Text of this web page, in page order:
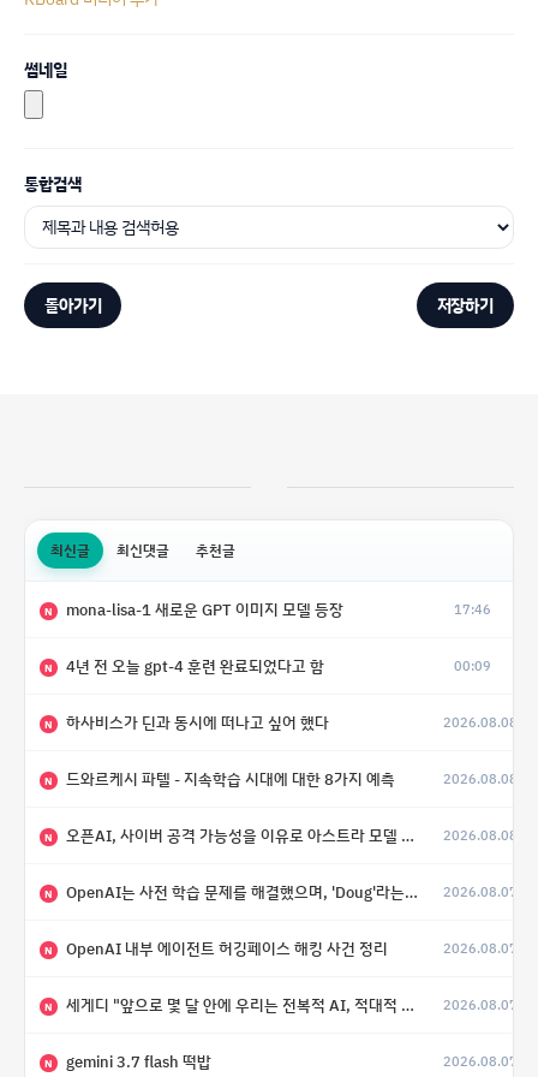
썸네일
통합검색
돌아가기 저장하기
최신글 최신댓글 추천글
N mona-lisa-1 새로운 GPT 이미지 모델 등장 17:46
N 4년 전 오늘 gpt-4 훈련 완료되었다고 함 00:09
N 하사비스가 딘과 동시에 떠나고 싶어 했다 2026.08.08
N 드와르케시 파텔 - 지속학습 시대에 대한 8가지 예측 2026.08.08
N 오픈AI, 사이버 공격 가능성을 이유로 아스트라 모델 출시 연기 2026.08.08
N OpenAI는 사전 학습 문제를 해결했으며, 'Doug'라는 코드명을 가진 훨씬 더 큰 모델을 활발히 개발 중 2026.08.07
N OpenAI 내부 에이전트 허깅페이스 해킹 사건 정리 2026.08.07
N 세게디 "앞으로 몇 달 안에 우리는 전복적 AI, 적대적 AI 둘 다 보게 될 것" 2026.08.07
N gemini 3.7 flash 떡밥 2026.08.07